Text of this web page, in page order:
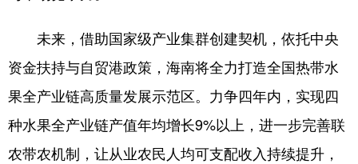
未来，借助国家级产业集群创建契机，依托中央
资金扶持与自贸港政策，海南将全力打造全国热带水
果全产业链高质量发展示范区。力争四年内，实现四
种水果全产业链产值年均增长9%以上，进一步完善联
农带农机制，让从业农民人均可支配收入持续提升，